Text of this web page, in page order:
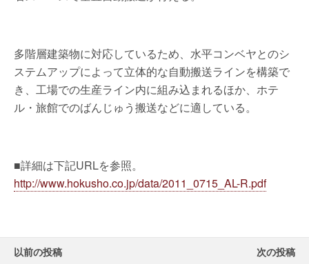
多階層建築物に対応しているため、水平コンベヤとのシ
ステムアップによって立体的な自動搬送ラインを構築で
き、工場での生産ライン内に組み込まれるほか、ホテ
ル・旅館でのばんじゅう搬送などに適している。
■詳細は下記URLを参照。
http://www.hokusho.co.jp/data/2011_0715_AL-R.pdf
以前の投稿 次の投稿